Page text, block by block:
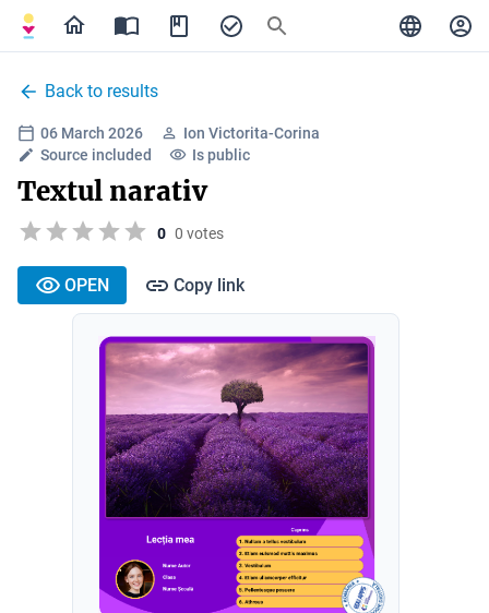
Back to results
06 March 2026
Ion Victorita-Corina
Source included
Is public
Textul narativ
0 0 votes
OPEN Copy link